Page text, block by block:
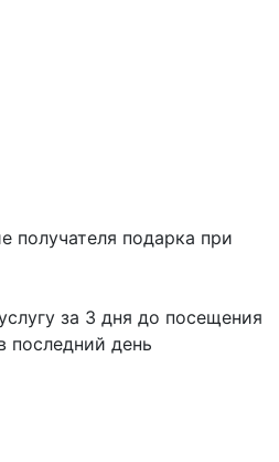
получателя подарка при
за 3 дня до посещения
последний день